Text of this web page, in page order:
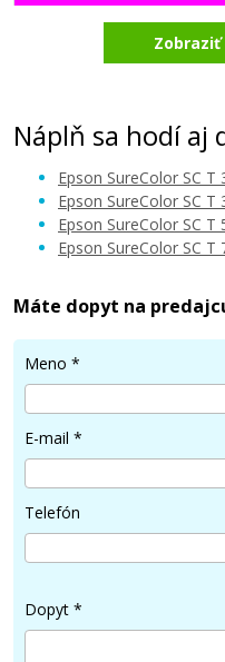
Originálna náplň
Originálna
Zobraziť
Náplň sa hodí aj
Epson SureColor SC T
Epson SureColor SC T
Epson SureColor SC T
Epson SureColor SC T
Máte dopyt na
Meno *
E-mail *
Telefón
Dopyt *